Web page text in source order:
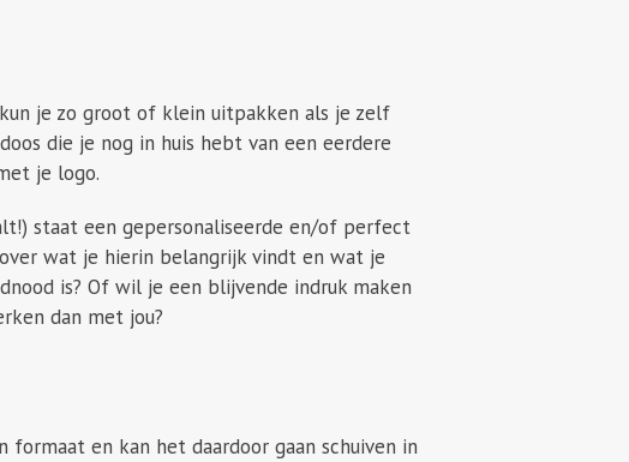
je zo groot of klein uitpakken als je zelf
die je nog in huis hebt van een eerdere
je logo.
staat een gepersonaliseerde en/of perfect
wat je hierin belangrijk vindt en wat je
is? Of wil je een blijvende indruk maken
dan met jou?
en kan het daardoor gaan schuiven in